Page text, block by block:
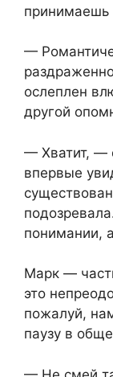
принимаешь
—
ослеплен
другой
— Хватит, —
впервые
понимании,
Марк —
это
пожалуй,
паузу в